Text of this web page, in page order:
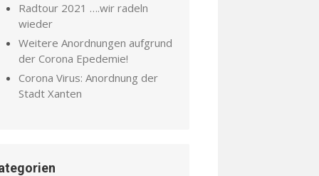
Radtour 2021 ….wir radeln
wieder
Weitere Anordnungen aufgrund
der Corona Epedemie!
Corona Virus: Anordnung der
Stadt Xanten